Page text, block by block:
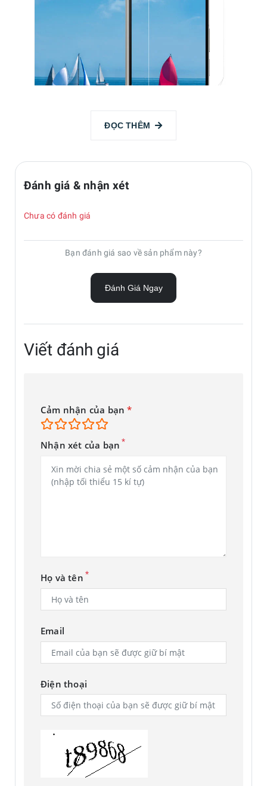
thoại của bạn trước các vết trầy xước, dấu vân tay và bụi
mà không ảnh hưởng đến khả năng phản hồi và độ nhạy của
*Hình ảnh mô phỏng chỉ mang tính chất minh họa.
ĐỌC THÊM
Đánh giá & nhận xét
Chưa có đánh giá
Bạn đánh giá sao về sản phẩm này?
Đánh Giá Ngay
Viết đánh giá
Cảm nhận của bạn*
Nhận xét của bạn *
Họ và tên *
Email
Điện thoại